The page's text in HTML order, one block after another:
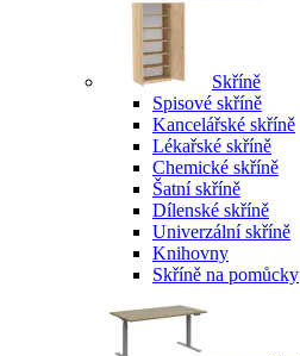
Skříně
Spisové skříně
Kancelářské skříně
Lékařské skříně
Chemické skříně
Šatní skříně
Dílenské skříně
Univerzální skříně
Knihovny
Skříně na pomůcky